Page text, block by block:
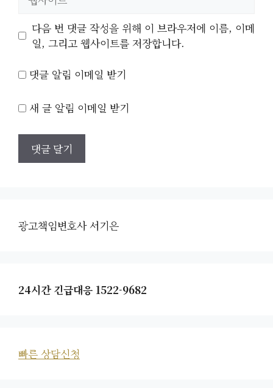
트
다음 번 댓글 작성을 위해 이 브라우저에 이름, 이메
일, 그리고 웹사이트를 저장합니다.
댓글 알림 이메일 받기
새 글 알림 이메일 받기
광고책임변호사 서기은
24시간 긴급대응 1522-9682
빠른 상담신청